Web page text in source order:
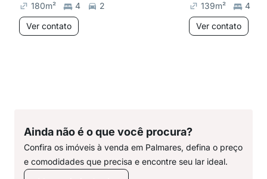
180m² 4
2
Ver contato
139m²
4
Ver contato
Ainda não é o que você procura?
Confira os imóveis à venda em Palmares, defina o preço
e comodidades que precisa e encontre seu lar ideal.